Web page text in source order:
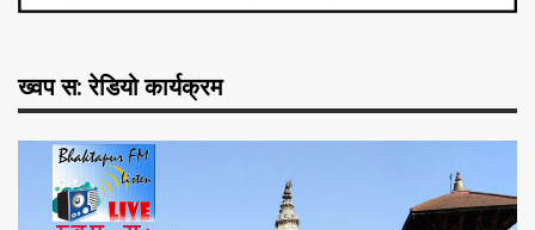
ख्वप स: रेडियो कार्यक्रम